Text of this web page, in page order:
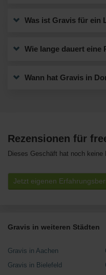
Was ist Gravis für ein
Wie lange dauert eine
Wann hat Gravis in
Rezensionen für
Dieses Geschäft hat noch keine
Jetzt eigenen
Gravis in weiteren Städten
Gravis in Aachen
Gravis in Bielefeld